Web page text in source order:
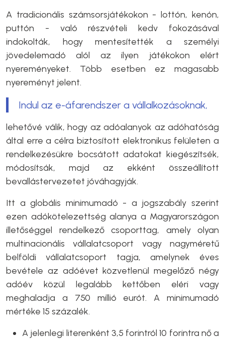
A tradicionális számsorsjátékokon - lottón, kenón,
puttón - való részvételi kedv fokozásával
indokolták, hogy mentesítették a személyi
jövedelemadó alól az ilyen játékokon elért
nyereményeket. Több esetben ez magasabb
nyereményt jelent.
Indul az e-áfarendszer a vállalkozásoknak,
lehetővé válik, hogy az adóalanyok az adóhatóság
által erre a célra biztosított elektronikus felületen a
rendelkezésükre bocsátott adatokat kiegészítsék,
módosítsák, majd az ekként összeállított
bevallástervezetet jóváhagyják.
Itt a globális minimumadó - a jogszabály szerint
ezen adókötelezettség alanya a Magyarországon
illetőséggel rendelkező csoporttag, amely olyan
multinacionális vállalatcsoport vagy nagyméretű
belföldi vállalatcsoport tagja, amelynek éves
bevétele az adóévet közvetlenül megelőző négy
adóév közül legalább kettőben eléri vagy
meghaladja a 750 millió eurót. A minimumadó
mértéke 15 százalék.
A jelenlegi literenként 3,5 forintról 10 forintra nő a